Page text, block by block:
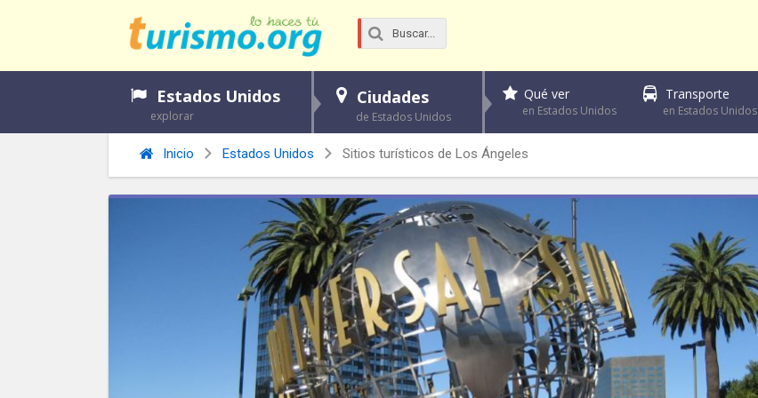
Estados Unidos
explorar
Ciudades
de Estados Unidos
Qué ver
en Estados Unidos
Transporte
en Estados Unidos
Inicio Estados Unidos Sitios turísticos de Los Ángeles